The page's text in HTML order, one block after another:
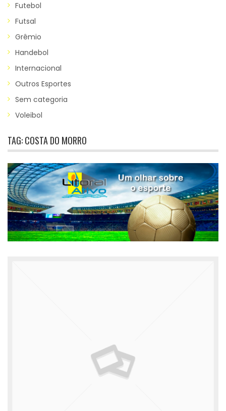
Futebol
Futsal
Grêmio
Handebol
Internacional
Outros Esportes
Sem categoria
Voleibol
TAG:COSTA DO MORRO